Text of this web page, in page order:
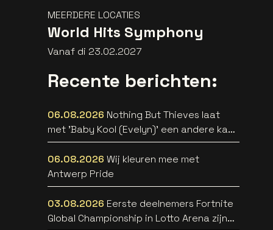
MEERDERE LOCATIES
World Hits Symphony
Vanaf di 23.02.2027
Recente berichten:
06.08.2026 Nothing But Thieves laat
met 'Baby Kool (Evelyn)' een andere kant
van zich horen [video]
06.08.2026 Wij kleuren mee met
Antwerp Pride
03.08.2026 Eerste deelnemers Fortnite
Global Championship in Lotto Arena zijn